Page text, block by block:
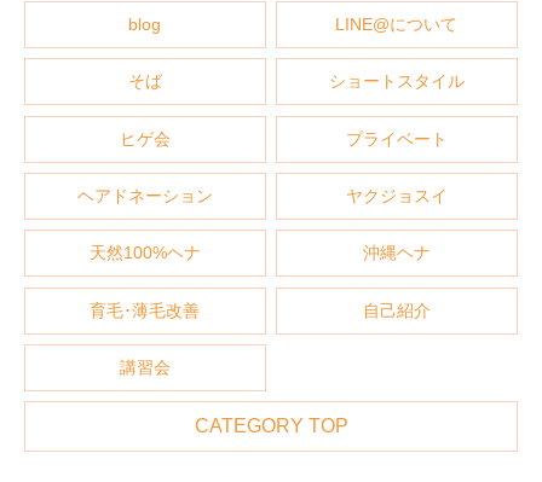
blog LINE@について
そば ショートスタイル
ヒゲ会 プライベート
ヘアドネーション ヤクジョスイ
天然100%ヘナ 沖縄ヘナ
育毛･薄毛改善 自己紹介
講習会
CATEGORY TOP